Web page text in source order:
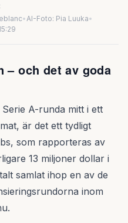
•AI-Foto: Pia Luuka•
– och det av goda
A-runda mitt i ett
är det ett tydligt
som rapporteras av
13 miljoner dollar i
samlat ihop en av de
inom